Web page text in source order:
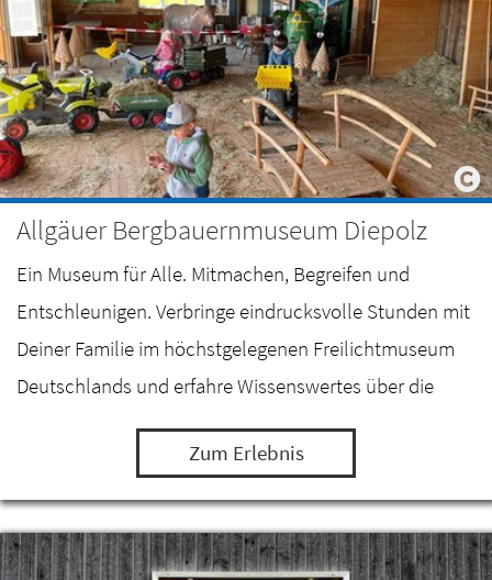
Allgäuer Bergbauernmuseum Diepolz
Ein Museum für Alle. Mitmachen, Begreifen und
Entschleunigen. Verbringe eindrucksvolle Stunden mit
Deiner Familie im höchstgelegenen Freilichtmuseum
Deutschlands und erfahre Wissenswertes über die
Milch- und Alpwirtschaft im Allgäu.
Zum Erlebnis